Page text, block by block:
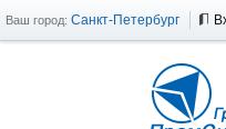
Ваш город: Санкт-Петербург